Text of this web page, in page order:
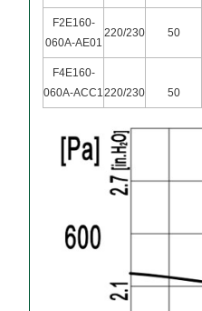
F2E160-
060A-AE01
220/230 50
F4E160-
060A-ACC1220/230 50